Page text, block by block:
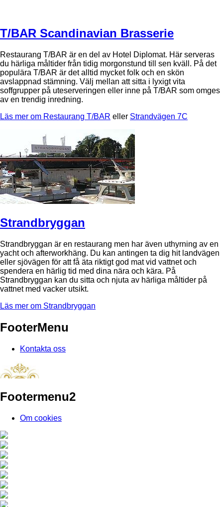
T/BAR Scandinavian Brasserie
Restaurang T/BAR är en del av Hotel Diplomat. Här serveras
du härliga måltider från tidig morgonstund till sen kväll. På det
populära T/BAR är det alltid mycket folk och en skön
avslappnad stämning. Välj mellan att sitta i lyxigt vita
soffgrupper på uteserveringen eller inne på T/BAR som omges
av en trendig inredning.
Läs mer om Restaurang T/BAR eller Strandvägen 7C
Strandbryggan
Strandbryggan är en restaurang men har även uthyrning av en
yacht och afterworkhäng. Du kan antingen ta dig hit landvägen
eller sjövägen för att få äta riktigt god mat vid vattnet och
spendera en härlig tid med dina nära och kära. På
Strandbryggan kan du sitta och njuta av härliga måltider på
vattnet med vacker utsikt.
Läs mer om Strandbryggan
FooterMenu
Kontakta oss
Footermenu2
Om cookies